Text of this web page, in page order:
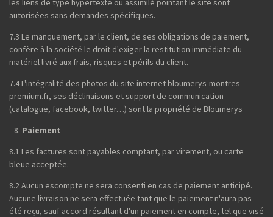
autorisées sans demandes spécifiques.
7.3 Le manquement, par le client, de ses obligations de paiement,
confère à la société le droit d'exiger la restitution immédiate du
matériel livré aux frais, risques et périls du client.
7.4 L'intégralité des photos du site internet bloumerys-montres-
premium.fr, ses déclinaisons et support de communication
(catalogue, facebook, twitter…) sont la propriété de Bloumerys
Paiement
8.1 Les factures sont payables comptant, par virement, ou carte
bleue acceptée.
8.2 Aucun escompte ne sera consenti en cas de paiement anticipé.
Aucune livraison ne sera effectuée tant que le paiement n'aura pas
été reçu, sauf accord résultant d'un paiement en compte, tel que visé